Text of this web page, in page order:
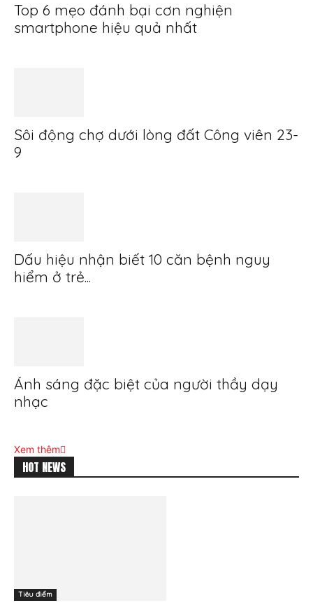
Top 6 mẹo đánh bại cơn nghiện
smartphone hiệu quả nhất
Sôi động chợ dưới lòng đất Công viên 23-
9
Dấu hiệu nhận biết 10 căn bệnh nguy
hiểm ở trẻ...
Ánh sáng đặc biệt của người thầy dạy
nhạc
Xem thêm
HOT NEWS
Tiêu điểm